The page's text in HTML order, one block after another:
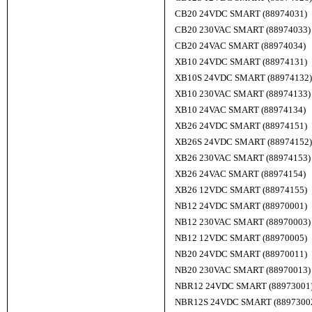
CB20 24VDC SMART (88974031)
CB20 230VAC SMART (88974033)
CB20 24VAC SMART (88974034)
XB10 24VDC SMART (88974131)
XB10S 24VDC SMART (88974132)
XB10 230VAC SMART (88974133)
XB10 24VAC SMART (88974134)
XB26 24VDC SMART (88974151)
XB26S 24VDC SMART (88974152)
XB26 230VAC SMART (88974153)
XB26 24VAC SMART (88974154)
XB26 12VDC SMART (88974155)
NB12 24VDC SMART (88970001)
NB12 230VAC SMART (88970003)
NB12 12VDC SMART (88970005)
NB20 24VDC SMART (88970011)
NB20 230VAC SMART (88970013)
NBR12 24VDC SMART
NBR12S 24VDC SMART